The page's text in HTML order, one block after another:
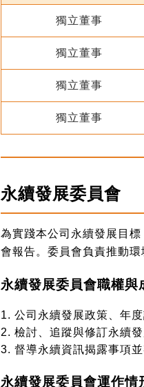
獨立董事
獨立董事
獨立董事
獨立董事
永續發展委員會
為實踐本公司永續發展目
會報告。委員會負責推動
永續發展委員會職權與
公司永續發展政策、年
檢討、追蹤與修訂永續
督導永續資訊揭露事項並
永續發展委員會運作情